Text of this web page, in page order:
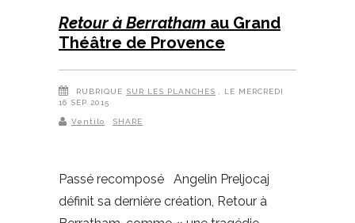
Retour à Berratham au Grand
Théâtre de Provence
RUBRIQUE SUR LES PLANCHES
, LE MERCREDI
16 SEP 2015
Ventilo SHARE
Passé recomposé Angelin Preljocaj
définit sa dernière création, Retour à